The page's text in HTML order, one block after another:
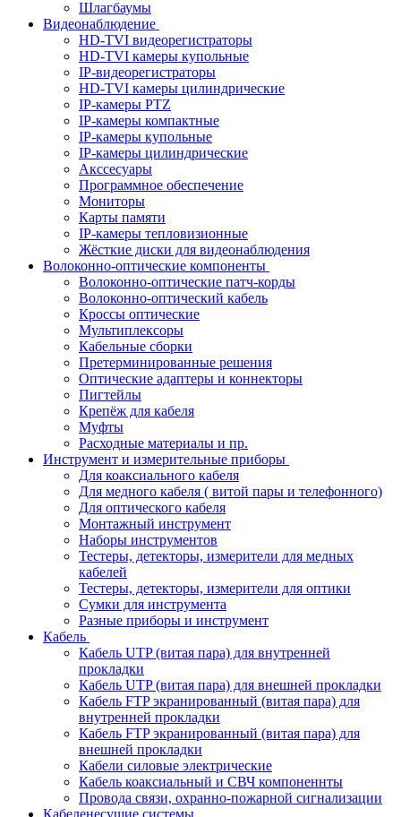
Шлагбаумы
Видеонаблюдение
HD-TVI видеорегистраторы
HD-TVI камеры купольные
IP-видеорегистраторы
HD-TVI камеры цилиндрические
IP-камеры PTZ
IP-камеры компактные
IP-камеры купольные
IP-камеры цилиндрические
Акссесуары
Программное обеспечение
Мониторы
Карты памяти
IP-камеры тепловизионные
Жёсткие диски для видеонаблюдения
Волоконно-оптические компоненты
Волоконно-оптические патч-корды
Волоконно-оптический кабель
Кроссы оптические
Мультиплексоры
Кабельные сборки
Претерминированные решения
Оптические адаптеры и коннекторы
Пигтейлы
Крепёж для кабеля
Муфты
Расходные материалы и пр.
Инструмент и измерительные приборы
Для коаксиального кабеля
Для медного кабеля ( витой пары и телефонного)
Для оптического кабеля
Монтажный инструмент
Наборы инструментов
Тестеры, детекторы, измерители для медных
кабелей
Тестеры, детекторы, измерители для оптики
Сумки для инструмента
Разные приборы и инструмент
Кабель
Кабель UTP (витая пара) для внутренней
прокладки
Кабель UTP (витая пара) для внешней прокладки
Кабель FTP экранированный (витая пара) для
внутренней прокладки
Кабель FTP экранированный (витая пара) для
внешней прокладки
Кабели силовые электрические
Кабель коаксиальный и СВЧ компоненнты
Провода связи, охранно-пожарной сигнализации
Кабеленесущие системы